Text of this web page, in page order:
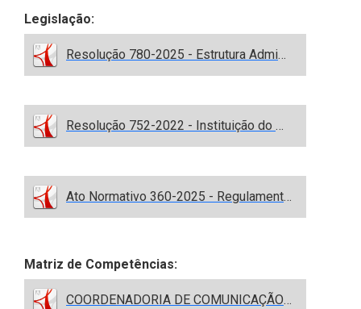
Legislação:
Resolução 780-2025 - Estrutura Administrativa 2026.pdf
Resolução 752-2022 - Instituição do DOALECE.pdf
Ato Normativo 360-2025 - Regulamentação do DOALECE.pdf
Matriz de Competências:
COORDENADORIA DE COMUNICAÇÃO LEGISLATIVA.pdf